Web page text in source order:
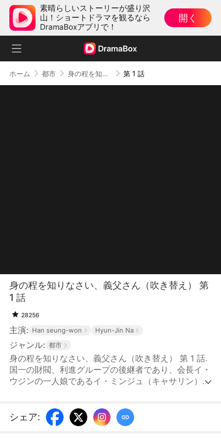
素晴らしいストーリーが盛り沢
山！ショートドラマを観るなら
DramaBoxアプリで！
開く
ホーム 都市 身の程を知りなさい、義父さん（吹き替え） 第 1 話
身の程を知りなさい、義父さん（吹き替え） 第
1 話
28256
主演: Han seung-won Hyun-Jin Na
ジャンル: 都市
身の程を知りなさい、義父さん（吹き替え） 第 1 話.
国一の財閥、利進グループの後継者であり、会長イ・
ウジンの一人娘であるイ・ミンジュ（キャサリン）
は、キャサリンに認められ財閥家の婿として迎え入れ
られるため、ハリー・ウィンストンのネックレスを歓
シェア: